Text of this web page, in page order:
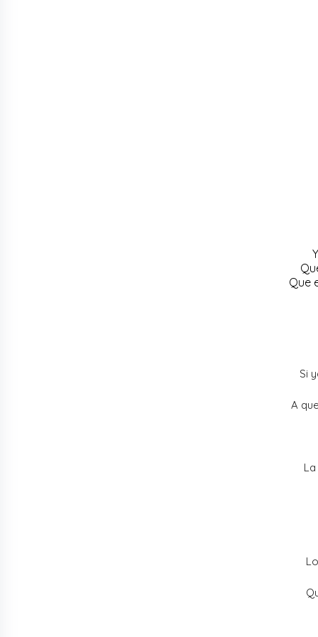
Que
Si
A